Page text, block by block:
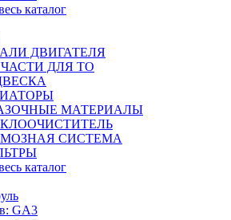
каталог
ДВИГАТЕЛЯ
ДЛЯ ТО
МАТЕРИАЛЫ
СИСТЕМА
каталог
GA3